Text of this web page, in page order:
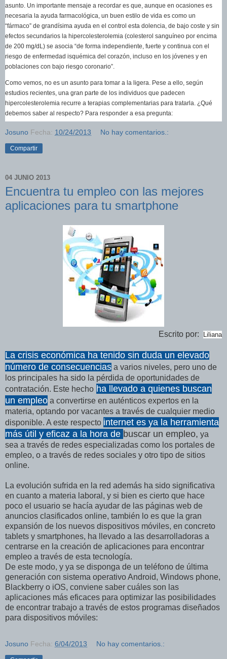
asunto. Un importante mensaje a recordar es que, aunque en ocasiones es
necesaria la ayuda farmacológica, un buen estilo de vida es como un
“fármaco” de grandísima ayuda en el control esta dolencia, de bajo coste y sin
efectos secundarios la hipercolesterolemia (colesterol sanguíneo por encima
de 200 mg/dL) se asocia “de forma independiente, fuerte y continua con el
riesgo de enfermedad isquémica del corazón, incluso en los jóvenes y en
poblaciones con bajo riesgo coronario”.
Como vemos, no es un asunto para tomar a la ligera. Pese a ello, según
estudios recientes, una gran parte de los individuos que padecen
hipercolesterolemia recurre a terapias complementarias para tratarla. ¿Qué
debemos saber al respecto? Para responder a esa pregunta:
Josuno Fecha: 10/24/2013 No hay comentarios.:
Compartir
04 JUNIO 2013
Encuentra tu empleo con las mejores
aplicaciones para tu smartphone
Escrito por: Liliana
La crisis económica ha tenido sin duda un elevado
número de consecuencias a varios niveles, pero uno de
los principales ha sido la pérdida de oportunidades de
contratación. Este hecho ha llevado a quienes buscan
un empleo a convertirse en auténticos expertos en la
materia, optando por vacantes a través de cualquier medio
disponible. A este respecto internet es ya la herramienta
más útil y eficaz a la hora de buscar un empleo, ya
sea a través de redes especializadas como los portales de
empleo, o a través de redes sociales y otro tipo de sitios
online.
La evolución sufrida en la red además ha sido significativa
en cuanto a materia laboral, y si bien es cierto que hace
poco el usuario se hacía ayudar de las páginas web de
anuncios clasificados online, también lo es que la gran
expansión de los nuevos dispositivos móviles, en concreto
tablets y smartphones, ha llevado a las desarrolladoras a
centrarse en la creación de aplicaciones para encontrar
empleo a través de esta tecnología.
De este modo, y ya se disponga de un teléfono de última
generación con sistema operativo Android, Windows phone,
Blackberry o iOS, conviene saber cuáles son las
aplicaciones más eficaces para optimizar las posibilidades
de encontrar trabajo a través de estos programas diseñados
para dispositivos móviles:
Josuno Fecha: 6/04/2013 No hay comentarios.: